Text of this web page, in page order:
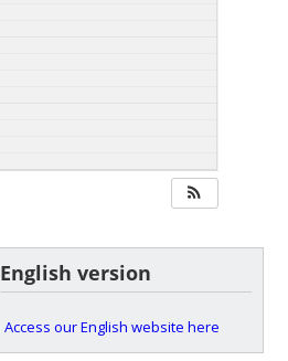
English version
Access our English website here